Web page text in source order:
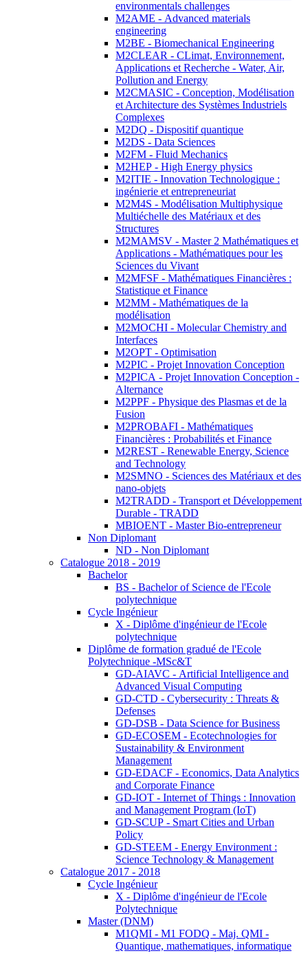
environmentals challenges
M2AME - Advanced materials
engineering
M2BE - Biomechanical Engineering
M2CLEAR - CLimat, Environnement,
Applications et Recherche - Water, Air,
Pollution and Energy
M2CMASIC - Conception, Modélisation
et Architecture des Systèmes Industriels
Complexes
M2DQ - Dispositif quantique
M2DS - Data Sciences
M2FM - Fluid Mechanics
M2HEP - High Energy physics
M2ITIE - Innovation Technologique :
ingénierie et entrepreneuriat
M2M4S - Modélisation Multiphysique
Multiéchelle des Matériaux et des
Structures
M2MAMSV - Master 2 Mathématiques et
Applications - Mathématiques pour les
Sciences du Vivant
M2MFSF - Mathématiques Financières :
Statistique et Finance
M2MM - Mathématiques de la
modélisation
M2MOCHI - Molecular Chemistry and
Interfaces
M2OPT - Optimisation
M2PIC - Projet Innovation Conception
M2PICA - Projet Innovation Conception -
Alternance
M2PPF - Physique des Plasmas et de la
Fusion
M2PROBAFI - Mathématiques
Financières : Probabilités et Finance
M2REST - Renewable Energy, Science
and Technology
M2SMNO - Sciences des Matériaux et des
nano-objets
M2TRADD - Transport et Développement
Durable - TRADD
MBIOENT - Master Bio-entrepreneur
Non Diplomant
ND - Non Diplomant
Catalogue 2018 - 2019
Bachelor
BS - Bachelor of Science de l'Ecole
polytechnique
Cycle Ingénieur
X - Diplôme d'ingénieur de l'Ecole
polytechnique
Diplôme de formation gradué de l'Ecole
Polytechnique -MSc&T
GD-AIAVC - Artificial Intelligence and
Advanced Visual Computing
GD-CTD - Cybersecurity : Threats &
Defenses
GD-DSB - Data Science for Business
GD-ECOSEM - Ecotechnologies for
Sustainability & Environment
Management
GD-EDACF - Economics, Data Analytics
and Corporate Finance
GD-IOT - Internet of Things : Innovation
and Management Program (IoT)
GD-SCUP - Smart Cities and Urban
Policy
GD-STEEM - Energy Environment :
Science Technology & Management
Catalogue 2017 - 2018
Cycle Ingénieur
X - Diplôme d'ingénieur de l'Ecole
Polytechnique
Master (DNM)
M1QMI - M1 FODQ - Maj. QMI -
Quantique, mathematiques, informatique